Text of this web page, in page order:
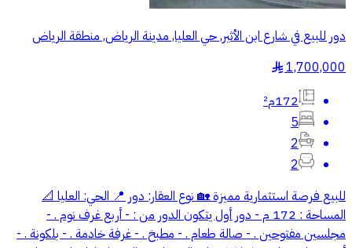
دور للبيع في شارع ابن الأثير, حي العليا, مدينة الرياض, منطقة الرياض
1,700,000
§
172م²
5
2
2
للبيع فرصة استثمارية مميزة 🏡 نوع العقار: دور 📍 الحي: العليا 📐
المساحة : 172 م - دور أول يتكون الدور من : - أربع غرف نوم . -
⁠مجلسين مفتوحين . - ⁠صالة طعام . - ⁠مطبخ . - ⁠غرفة خادمة . - ⁠بلكونة . -